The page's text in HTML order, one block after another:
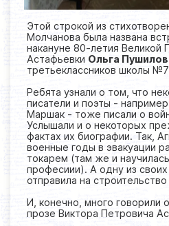
Этой строкой из
Молчанова была названа
накануне 80-летия Великой
Астафьевки Ольга
третьеклассников школы
Ребята узнали о том, что
писатели и поэты -
Маршак - тоже писали о
Услышали и о некоторых
фактах их биографии. Так,
военные годы в эвакуации
токарем (там же и
професиии). А одну из
отправила на строительство
И, конечно, много говорили
прозе Виктора Петровича